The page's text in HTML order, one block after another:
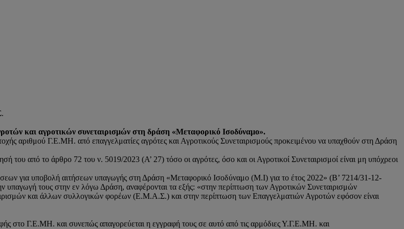
και αγροτικών συνεταιρισμών στη δράση «Μεταφορικό Ισοδύναμο».
αριθμού Γ.Ε.ΜΗ. από επαγγελματίες αγρότες και Αγροτικούς Συνεταιρισμούς προκειμένου να υπαχθούν στη Δράση
του από το άρθρο 72 του ν. 5019/2023 (Α’ 27) τόσο οι αγρότες, όσο και οι Αγροτικοί Συνεταιρισμοί είναι μη υπόχρεοι
για υποβολή αιτήσεων υπαγωγής στη Δράση «Μεταφορικό Ισοδύναμο (Μ.Ι) για το έτος 2022» (Β’ 7214/31-12-
υπαγωγή τους στην εν λόγω Δράση, αναφέρονται τα εξής: «στην περίπτωση των Αγροτικών Συνεταιρισμών
και άλλων συλλογικών φορέων (Ε.Μ.Α.Σ.) και στην περίπτωση των Επαγγελματιών Αγροτών εφόσον είναι
στο Γ.Ε.ΜΗ. και συνεπώς απαγορεύεται η εγγραφή τους σε αυτό από τις αρμόδιες Υ.Γ.Ε.ΜΗ. και